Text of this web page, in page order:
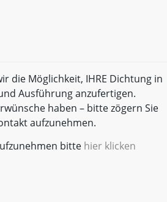
die Möglichkeit, IHRE Dichtung in
Ausführung anzufertigen.
haben – bitte zögern Sie
aufzunehmen.
bitte hier klicken